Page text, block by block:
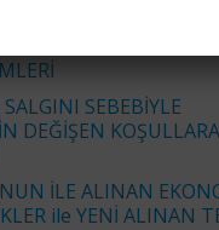
SEBEBİYLE
DEĞİŞEN KOŞULLARA
İLE ALINAN
ile YENİ ALINAN